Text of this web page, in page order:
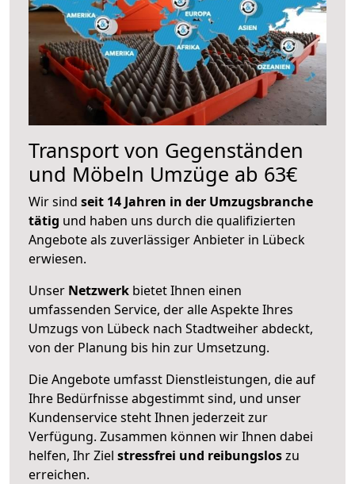
Transport von Gegenständen
und Möbeln Umzüge ab 63€
Wir sind seit 14 Jahren in der Umzugsbranche
tätig und haben uns durch die qualifizierten
Angebote als zuverlässiger Anbieter in Lübeck
erwiesen.
Unser Netzwerk bietet Ihnen einen
umfassenden Service, der alle Aspekte Ihres
Umzugs von Lübeck nach Stadtweiher abdeckt,
von der Planung bis hin zur Umsetzung.
Die Angebote umfasst Dienstleistungen, die auf
Ihre Bedürfnisse abgestimmt sind, und unser
Kundenservice steht Ihnen jederzeit zur
Verfügung. Zusammen können wir Ihnen dabei
helfen, Ihr Ziel stressfrei und reibungsloszu
erreichen.